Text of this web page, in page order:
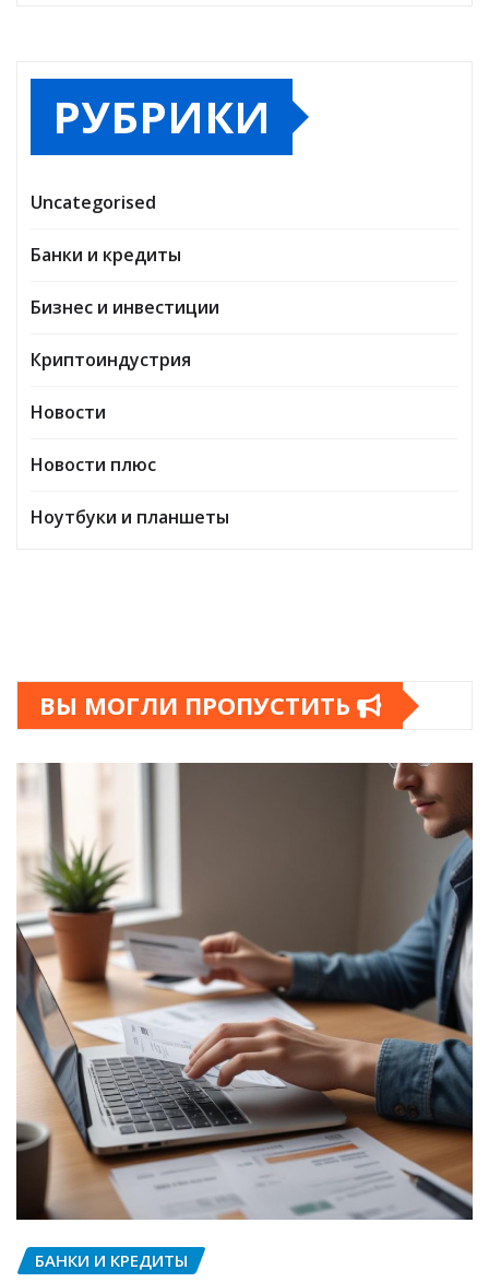
РУБРИКИ
Uncategorised
Банки и кредиты
Бизнес и инвестиции
Криптоиндустрия
Новости
Новости плюс
Ноутбуки и планшеты
ВЫ МОГЛИ ПРОПУСТИТЬ
БАНКИ И КРЕДИТЫ